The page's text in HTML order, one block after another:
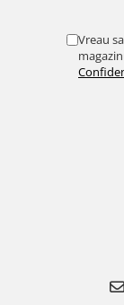
Vreau